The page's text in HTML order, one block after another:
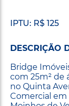
IPTU: R$ 125
DESCRIÇÃO
Bridge
com 25m² de
no Quinta
Comercial em